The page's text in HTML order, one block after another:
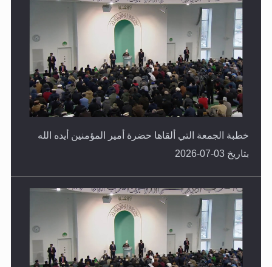
خطبة الجمعة التي ألقاها حضرة أمير المؤمنين أيده الله
بتاريخ 03-07-2026